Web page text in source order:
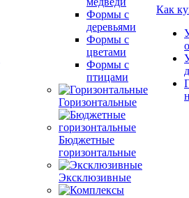
Формы с
деревьями
Формы с
цветами
Формы с
птицами
Горизонтальные
Бюджетные
горизонтальные
Эксклюзивные
Как